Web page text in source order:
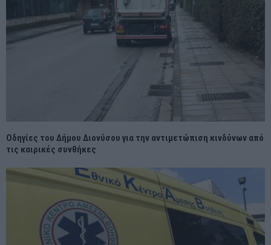
Οδηγίες του Δήμου Διονύσου για την αντιμετώπιση κινδύνων από
τις καιρικές συνθήκες